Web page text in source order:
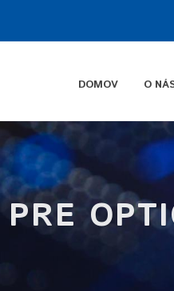
DOMOV O
PRE